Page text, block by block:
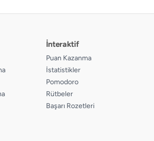
İnteraktif
Puan Kazanma
İstatistikler
Pomodoro
Rütbeler
Başarı Rozetleri